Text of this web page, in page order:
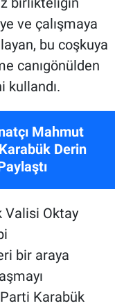
ve çalışmaya
bu coşkuya
canıgönülden
kullandı.
Mahmut
Derin
Valisi Oktay
bir araya
Karabük